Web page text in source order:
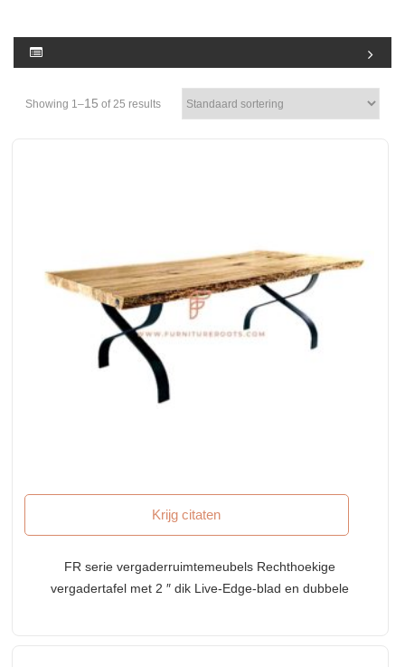
Showing 1–15 of 25 results
Krijg citaten
FR serie vergaderruimtemeubels Rechthoekige
vergadertafel met 2 ″ dik Live-Edge-blad en dubbele